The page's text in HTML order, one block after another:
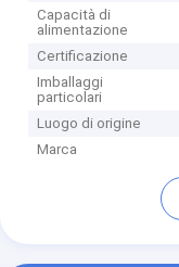
Capacità di
alimentazione
Certificazione
Imballaggi
particolari
Luogo di origine
Marca